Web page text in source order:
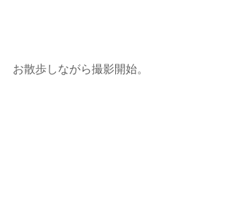
お散歩しながら撮影開始。